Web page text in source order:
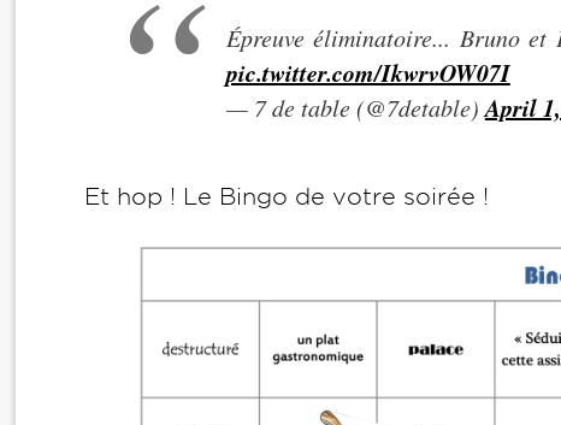
Épreuve éliminatoire... Bruno
pic.twitter.com/IkwrvOW07I
— 7 de table (@7detable)April
Et hop ! Le Bingo de votre soirée !